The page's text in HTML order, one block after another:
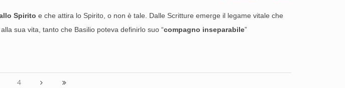
Spirito e che attira lo Spirito, o non è tale. Dalle Scritture emerge il legame vitale che
sua vita, tanto che Basilio poteva definirlo suo “compagno inseparabile”
4